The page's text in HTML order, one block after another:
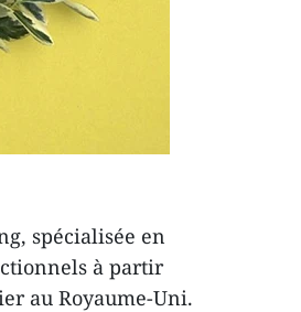
spécialisée en
à partir
au Royaume-Uni.